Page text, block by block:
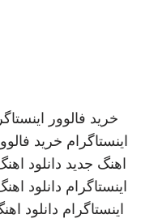
خرید فالوور
اینستاگرام خرید
اهنگ جدید دانلود
اینستاگرام دانلود
اینستاگرام دانلود